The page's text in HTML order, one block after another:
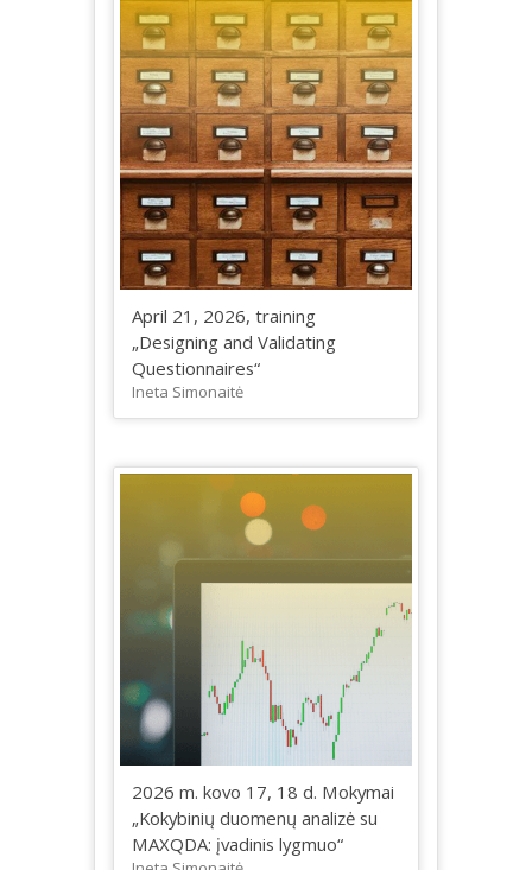
April 21, 2026, training
„Designing and Validating
Questionnaires“
Ineta Simonaitė
2026 m. kovo 17, 18 d. Mokymai
„Kokybinių duomenų analizė su
MAXQDA: įvadinis lygmuo“